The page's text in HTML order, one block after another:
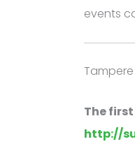
events
The first
http://